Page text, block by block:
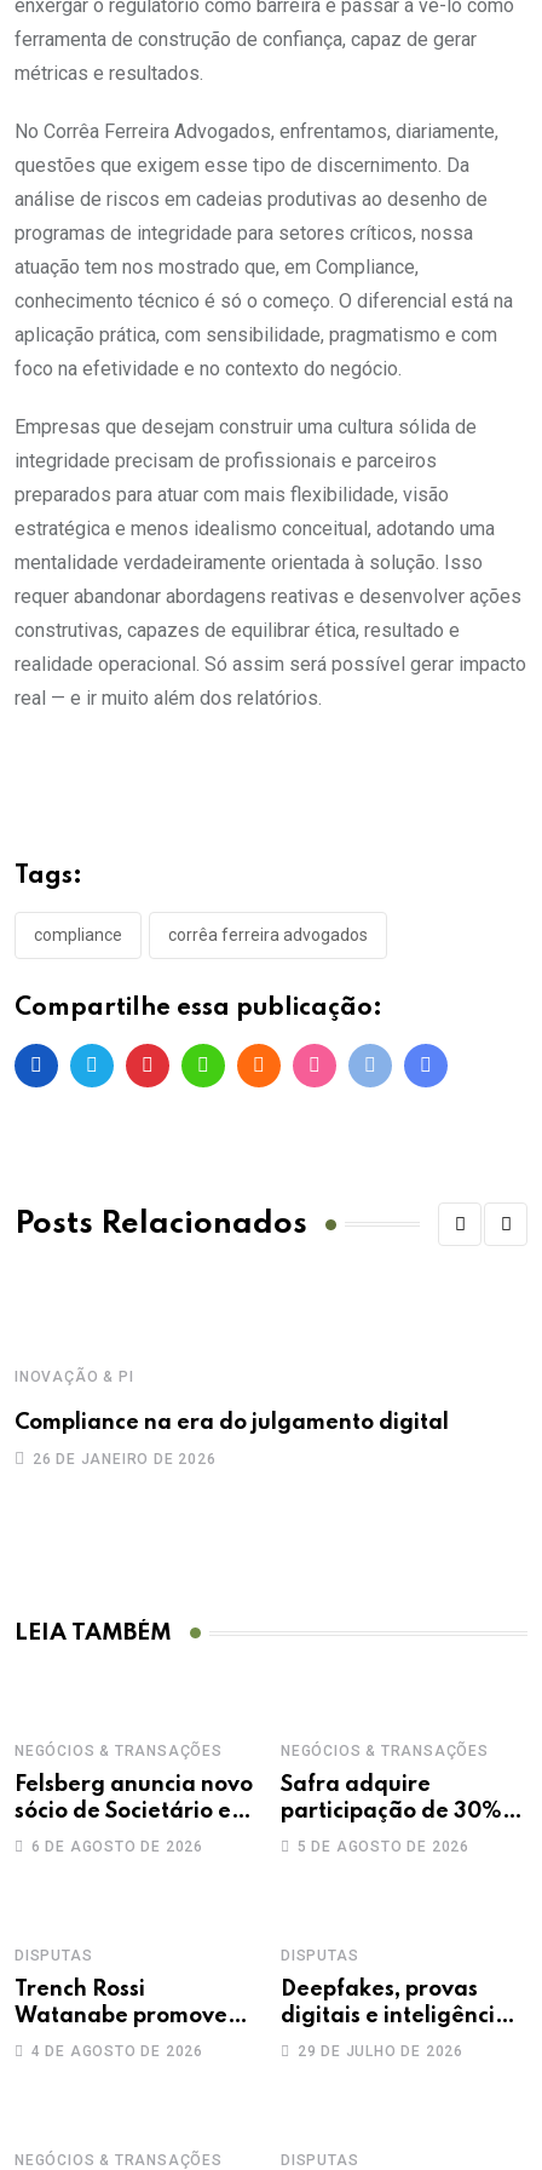
enxergar o regulatório como barreira e passar a vê-lo como
ferramenta de construção de confiança, capaz de gerar
métricas e resultados.
No Corrêa Ferreira Advogados, enfrentamos, diariamente,
questões que exigem esse tipo de discernimento. Da
análise de riscos em cadeias produtivas ao desenho de
programas de integridade para setores críticos, nossa
atuação tem nos mostrado que, em Compliance,
conhecimento técnico é só o começo. O diferencial está na
aplicação prática, com sensibilidade, pragmatismo e com
foco na efetividade e no contexto do negócio.
Empresas que desejam construir uma cultura sólida de
integridade precisam de profissionais e parceiros
preparados para atuar com mais flexibilidade, visão
estratégica e menos idealismo conceitual, adotando uma
mentalidade verdadeiramente orientada à solução. Isso
requer abandonar abordagens reativas e desenvolver ações
construtivas, capazes de equilibrar ética, resultado e
realidade operacional. Só assim será possível gerar impacto
real — e ir muito além dos relatórios.
Tags:
compliance corrêa ferreira advogados
Compartilhe essa publicação:
Posts Relacionados
INOVAÇÃO & PI
Compliance na era do julgamento digital
26 DE JANEIRO DE 2026
LEIA TAMBÉM
NEGÓCIOS & TRANSAÇÕES
Felsberg anuncia novo
sócio de Societário e
M&A
6 DE AGOSTO DE 2026
NEGÓCIOS & TRANSAÇÕES
Safra adquire
participação de 30%
na Treecorp
5 DE AGOSTO DE 2026
DISPUTAS
Trench Rossi
Watanabe promove
sete advogados a
4 DE AGOSTO DE 2026
DISPUTAS
Deepfakes, provas
digitais e inteligência
artificial: novos
29 DE JULHO DE 2026
NEGÓCIOS & TRANSAÇÕES DISPUTAS